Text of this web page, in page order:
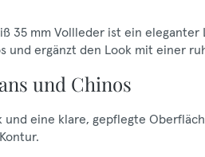
35 mm Vollleder ist ein
und ergänzt den Look mit einer
und Chinos
eine klare, gepflegte